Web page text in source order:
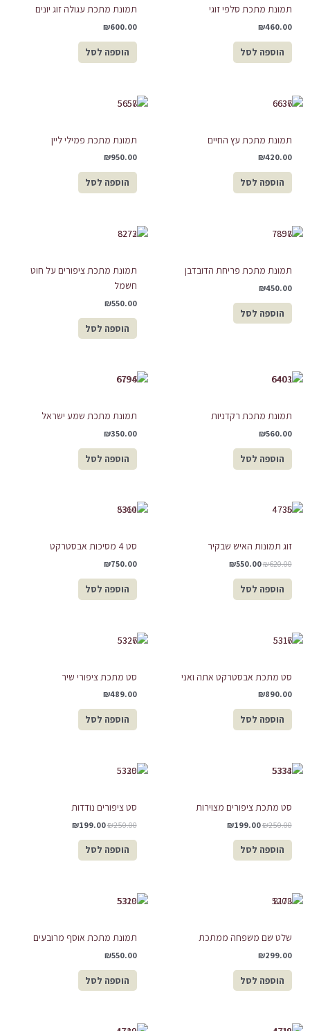
תמונת מתכת סלפי זוגי
₪460.00
הוספה לסל
תמונת מתכת עגולה זוג יונים
₪600.00
הוספה לסל
תמונת מתכת עץ החיים
₪420.00
הוספה לסל
תמונת מתכת פמילי ליין
₪950.00
הוספה לסל
תמונת מתכת פריחת הדובדבן
₪450.00
הוספה לסל
תמונת מתכת ציפורים על חוט
חשמל
₪550.00
הוספה לסל
תמונת מתכת רקדניות
₪560.00
הוספה לסל
תמונת מתכת שמע ישראל
₪350.00
הוספה לסל
זוג תמונות האיש שבקיר
₪620.00
₪550.00
הוספה לסל
סט 4 מסיכות אבסטרקט
₪750.00
הוספה לסל
סט מתכת אבסטרקט אתה ואני
₪890.00
הוספה לסל
סט מתכת ציפורי שיר
₪489.00
הוספה לסל
סט מתכת ציפורים מצוירות
₪250.00
₪199.00
הוספה לסל
סט ציפורים נודדות
₪250.00
₪199.00
הוספה לסל
שלט שם משפחה ממתכת
₪299.00
הוספה לסל
תמונת מתכת אוסף מרובעים
₪550.00
הוספה לסל